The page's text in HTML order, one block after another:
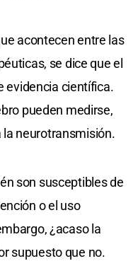
acontecen entre las
se dice que el
evidencia científica.
pueden medirse,
neurotransmisión.
son susceptibles de
o el uso
¿acaso la
supuesto que no.